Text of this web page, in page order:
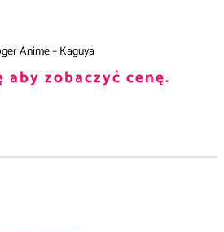
Anime – Kaguya
aby zobaczyć cenę.